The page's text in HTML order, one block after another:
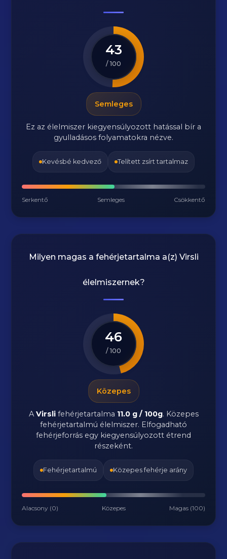
43
/ 100
Semleges
Ez az élelmiszer kiegyensúlyozott hatással bír a
gyulladásos folyamatokra nézve.
Kevésbé kedvező Telített zsírt tartalmaz
Serkentő Semleges Csökkentő
Milyen magas a fehérjetartalma a(z) Virsli
élelmiszernek?
46
/ 100
Közepes
A Virslifehérjetartalma 11.0 g / 100g. Közepes
fehérjetartalmú élelmiszer. Elfogadható
fehérjeforrás egy kiegyensúlyozott étrend
részeként.
Fehérjetartalmú Közepes fehérje arány
Alacsony (0) Közepes Magas (100)